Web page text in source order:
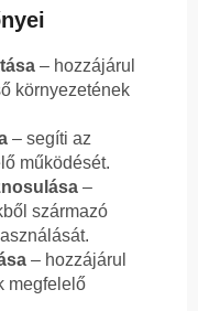
– hozzájárul
környezetének
– segíti az
működését.
–
származó
– hozzájárul
megfelelő